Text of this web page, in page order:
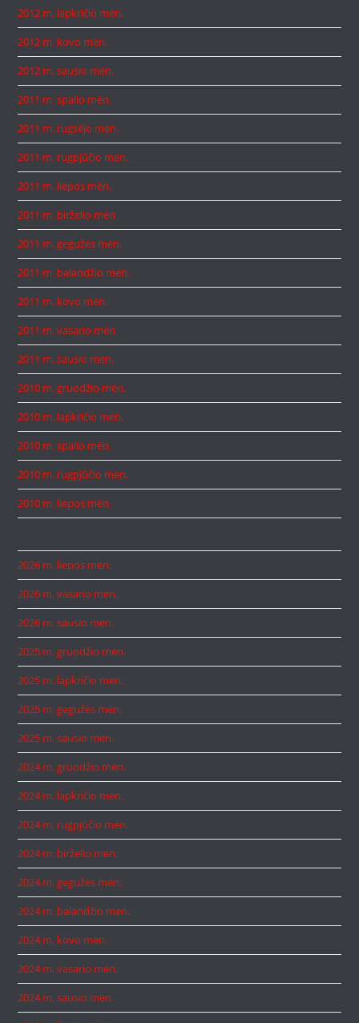
2012 m. lapkričio mėn.
2012 m. kovo mėn.
2012 m. sausio mėn.
2011 m. spalio mėn.
2011 m. rugsėjo mėn.
2011 m. rugpjūčio mėn.
2011 m. liepos mėn.
2011 m. birželio mėn.
2011 m. gegužės mėn.
2011 m. balandžio mėn.
2011 m. kovo mėn.
2011 m. vasario mėn.
2011 m. sausio mėn.
2010 m. gruodžio mėn.
2010 m. lapkričio mėn.
2010 m. spalio mėn.
2010 m. rugpjūčio mėn.
2010 m. liepos mėn.
2026 m. liepos mėn.
2026 m. vasario mėn.
2026 m. sausio mėn.
2025 m. gruodžio mėn.
2025 m. lapkričio mėn.
2025 m. gegužės mėn.
2025 m. sausio mėn.
2024 m. gruodžio mėn.
2024 m. lapkričio mėn.
2024 m. rugpjūčio mėn.
2024 m. birželio mėn.
2024 m. gegužės mėn.
2024 m. balandžio mėn.
2024 m. kovo mėn.
2024 m. vasario mėn.
2024 m. sausio mėn.